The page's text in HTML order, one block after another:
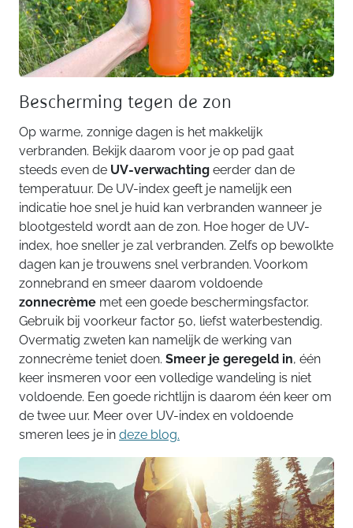
Bescherming tegen de zon
Op warme, zonnige dagen is het makkelijk
verbranden. Bekijk daarom voor je op pad gaat
steeds even de UV-verwachting eerder dan de
temperatuur. De UV-index geeft je namelijk een
indicatie hoe snel je huid kan verbranden wanneer je
blootgesteld wordt aan de zon. Hoe hoger de UV-
index, hoe sneller je zal verbranden. Zelfs op bewolkte
dagen kan je trouwens snel verbranden. Voorkom
zonnebrand en smeer daarom voldoende
zonnecrème met een goede beschermingsfactor.
Gebruik bij voorkeur factor 50, liefst waterbestendig.
Overmatig zweten kan namelijk de werking van
zonnecrème teniet doen. Smeer je geregeld in, één
keer insmeren voor een volledige wandeling is niet
voldoende. Een goede richtlijn is daarom één keer om
de twee uur. Meer over UV-index en voldoende
smeren lees je in deze blog.